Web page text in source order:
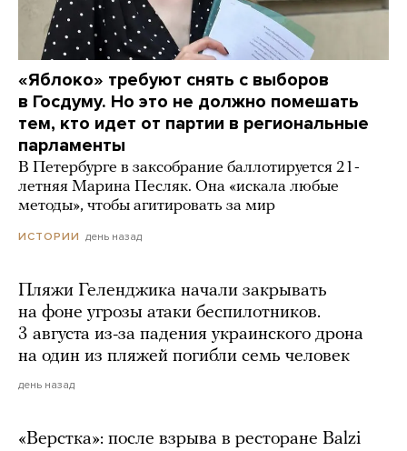
«Яблоко» требуют снять с выборов
в Госдуму. Но это не должно помешать
тем, кто идет от партии в региональные
парламенты
В Петербурге в заксобрание баллотируется 21-
летняя Марина Песляк. Она «искала любые
методы», чтобы агитировать за мир
ИСТОРИИ день назад
Пляжи Геленджика начали закрывать
на фоне угрозы атаки беспилотников.
3 августа из-за падения украинского дрона
на один из пляжей погибли семь человек
день назад
«Верстка»: после взрыва в ресторане Balzi